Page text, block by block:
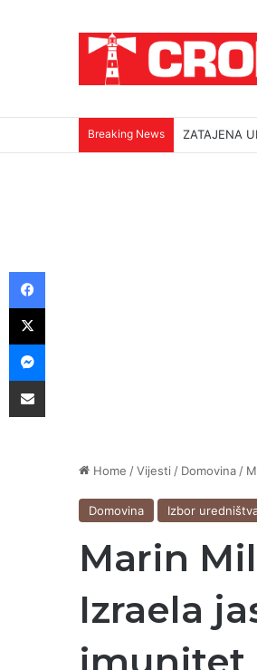
Breaking News ZATAJENA
Home /Vijesti / Domovina /
Domovina Izbor
Marin
Izraela
imunitet
Facebook
X
Messenger
Podijeli putem E-maila